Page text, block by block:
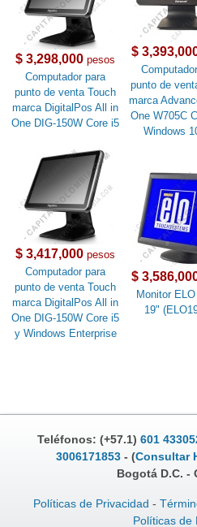
$ 3,298,000 pesos
Computador para
punto de venta Touch
marca DigitalPos All in
One DIG-150W Core i5
$
punto de
marca
One W705C
Windows
$ 3,417,000 pesos
Computador para
punto de venta Touch
marca DigitalPos All in
One DIG-150W Core i5
y Windows Enterprise
$
Monitor
19"
Teléfonos: (+57.1) 601
3006171853 - (Consultar
Bogotá D.C. -
Políticas de Privacidad -
Políticas de